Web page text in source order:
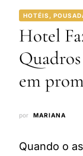
HOTÉIS,
Hotel
em
por MARIANA
Quando o